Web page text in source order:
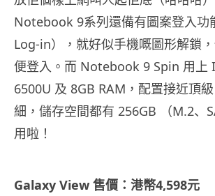
Notebook 9系列還備有圖案登入功
Log-in），就好似手機嘅圖形解鎖
便登入。而 Notebook 9 Spin 用上
6500U 及 8GB RAM，配置接近頂
細，儲存空間都有 256GB
（M.2、
用啦！
Galaxy View 售價：港幣4,598元